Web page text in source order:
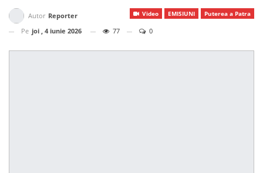
Video EMISIUNI Puterea a Patra
Autor Reporter
Pe joi , 4 iunie 2026 77 0